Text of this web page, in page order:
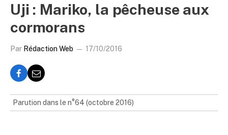
Uji : Mariko, la pêcheuse aux
cormorans
Par Rédaction Web 17/10/2016
Parution dans le n°64 (octobre 2016)